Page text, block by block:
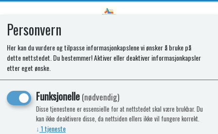
SR CONTROL HOUSING + STICKER
T2090
Personvern
Her kan du vurdere og tilpasse informasjonkapslene vi ønsker å bruke på
dette nettstedet. Du bestemmer! Aktiver eller deaktiver informasjonkapsler
etter eget ønske.
Funksjonelle(nødvendig)
Disse tjenestene er essensielle for at nettstedet skal være brukbar. Du
kan ikke deaktivere disse, da nettsiden ellers ikke vil fungere korrekt.
↓ 1tjeneste